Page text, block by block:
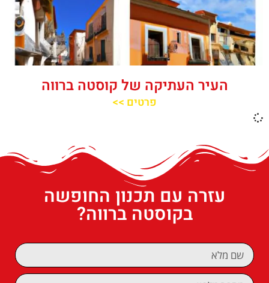
העיר העתיקה של קוסטה ברווה
פרטים >>
עזרה עם תכנון החופשה
בקוסטה ברווה?